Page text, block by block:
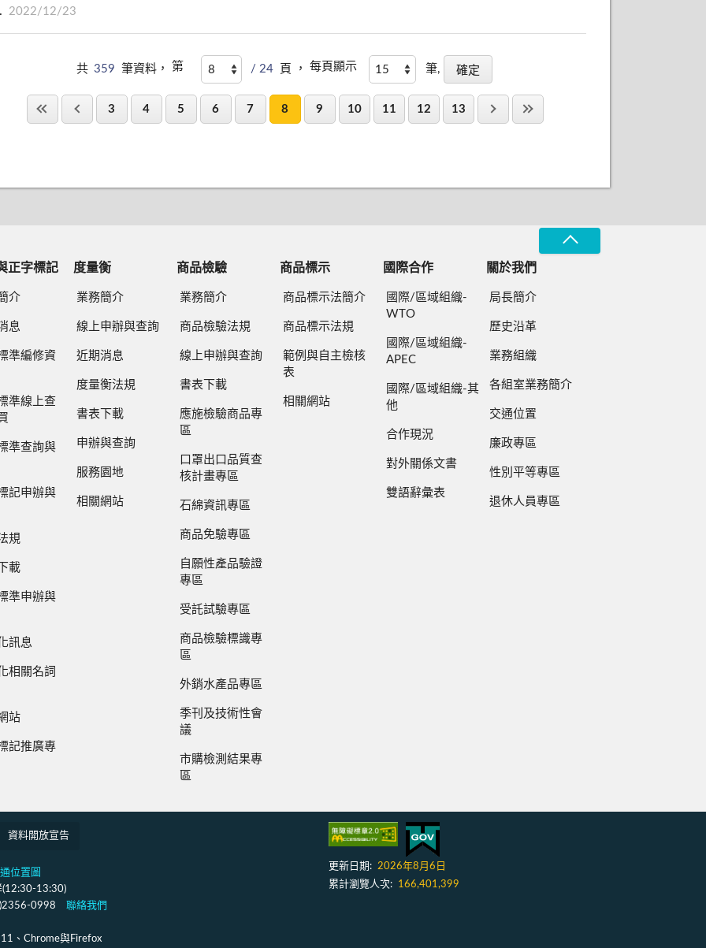
2022/12/23
共 359 筆資料， 第 / 24 頁 ， 每頁顯示 筆,
3 4 5 6 7 8 9 10 11 12 13
正字標記
介
息
準編修資
準線上查
準查詢與
記申辦與
規
載
準申辦與
訊息
相關名詞
站
記推廣專
度量衡
業務簡介
線上申辦與查詢
近期消息
度量衡法規
書表下載
申辦與查詢
服務園地
相關網站
商品檢驗
業務簡介
商品檢驗法規
線上申辦與查詢
書表下載
應施檢驗商品專
區
口罩出口品質查
核計畫專區
石綿資訊專區
商品免驗專區
自願性產品驗證
專區
受託試驗專區
商品檢驗標識專
區
外銷水產品專區
季刊及技術性會
議
市購檢測結果專
區
商品標示
商品標示法簡介
商品標示法規
範例與自主檢核
表
相關網站
國際合作
國際/區域組織-
WTO
國際/區域組織-
APEC
國際/區域組織-其
他
合作現況
對外關係文書
雙語辭彙表
關於我們
局長簡介
歷史沿革
業務組織
各組室業務簡介
交通位置
廉政專區
性別平等專區
退休人員專區
資料開放宣告
位置圖
(12:30-13:30)
0998 聯絡我們
、Chrome與Firefox
更新日期: 2026年8月6日
累計瀏覽人次:
166,401,399